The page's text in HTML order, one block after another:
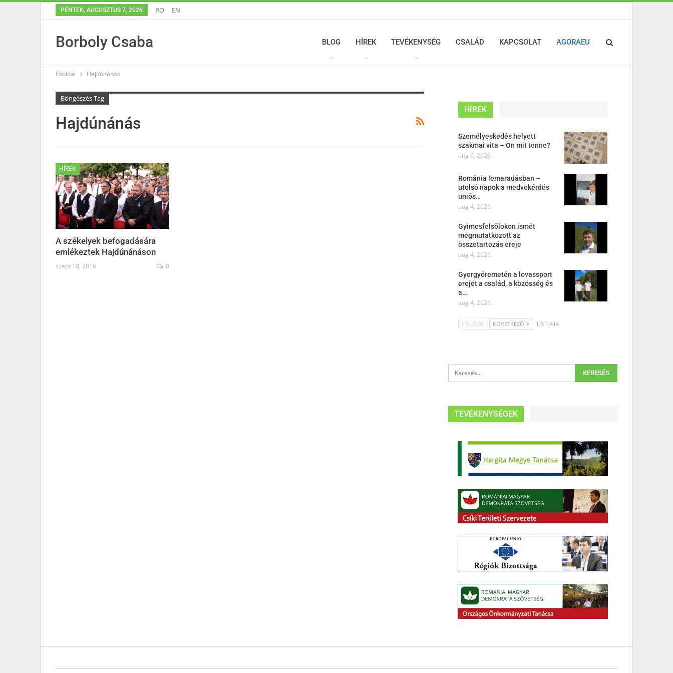
PÉNTEK, AUGUSZTUS 7, 2026 RO EN
Borboly Csaba BLOG HÍREK TEVÉKENYSÉG CSALÁD KAPCSOLAT AGORAEU
Főoldal Hajdúnánás
Böngészés Tag
Hajdúnánás
HÍREK
A székelyek befogadására
emlékeztek Hajdúnánáson
szept 18, 2016 0
HÍREK
Személyeskedés helyett
szakmai vita – Ön mit tenne?
aug 6, 2026
Románia lemaradásban –
utolsó napok a medvekérdés
uniós…
aug 4, 2026
Gyimesfelsőlokon ismét
megmutatkozott az
összetartozás ereje
aug 4, 2026
Gyergyóremetén a lovassport
erejét a család, a közösség és
a…
aug 4, 2026
ELŐZŐ KÖVETKEZŐ 1 A 1 414
TEVÉKENYSÉGEK